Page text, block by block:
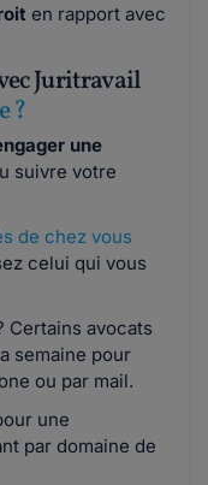
en rapport avec
Juritravail
?
une
suivre votre
de chez vous
celui qui vous
Certains avocats
semaine pour
ou par mail.
une
par domaine de